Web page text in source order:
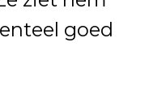
goed